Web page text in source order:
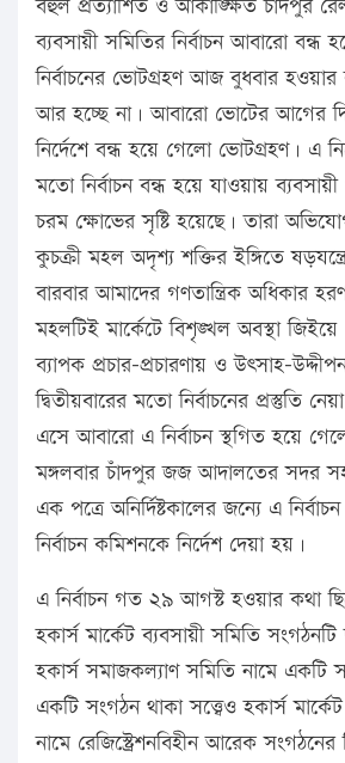
বহুল প্রত্যাশিত ও আকাঙ্ক্ষিত চাঁদপুর
ব্যবসায়ী সমিতির নির্বাচন আবারো বন্ধ
নির্বাচনের ভোটগ্রহণ আজ বুধবার
আর হচ্ছে না। আবারো ভোটের আগের
নির্দেশে বন্ধ হয়ে গেলো ভোটগ্রহণ। এ
মতো নির্বাচন বন্ধ হয়ে যাওয়ায় ব্যবসায়ী
চরম ক্ষোভের সৃষ্টি হয়েছে। তারা
কুচক্রী মহল অদৃশ্য শক্তির ইঙ্গিতে
বারবার আমাদের গণতান্ত্রিক অধিকার
মহলটিই মার্কেটে বিশৃঙ্খল অবস্থা
ব্যাপক প্রচার-প্রচারণায় ও উৎসাহ-
দ্বিতীয়বারের মতো নির্বাচনের প্রস্তুতি
এসে আবারো এ নির্বাচন স্থগিত হয়ে
মঙ্গলবার চাঁদপুর জজ আদালতের সদর
এক পত্রে অনির্দিষ্টকালের জন্যে এ
নির্বাচন কমিশনকে নির্দেশ দেয়া হয়।
এ নির্বাচন গত ২৯ আগস্ট হওয়ার কথা
হকার্স মার্কেট ব্যবসায়ী সমিতি
হকার্স সমাজকল্যাণ সমিতি নামে একটি
একটি সংগঠন থাকা সত্ত্বেও হকার্স
নামে রেজিস্ট্রেশনবিহীন আরেক সংগঠনের